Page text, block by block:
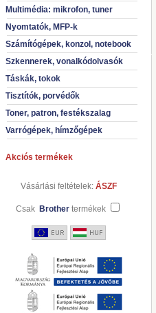
Multimédia: mikrofon, tuner
Nyomtatók, MFP-k
Számítógépek, konzol, notebook
Szkennerek, vonalkódolvasók
Táskák, tokok
Tisztítók, porvédők
Toner, patron, festékszalag
Varrógépek, hímzőgépek
Akciós termékek
Vásárlási feltételek: ÁSZF
Csak Brother termékek